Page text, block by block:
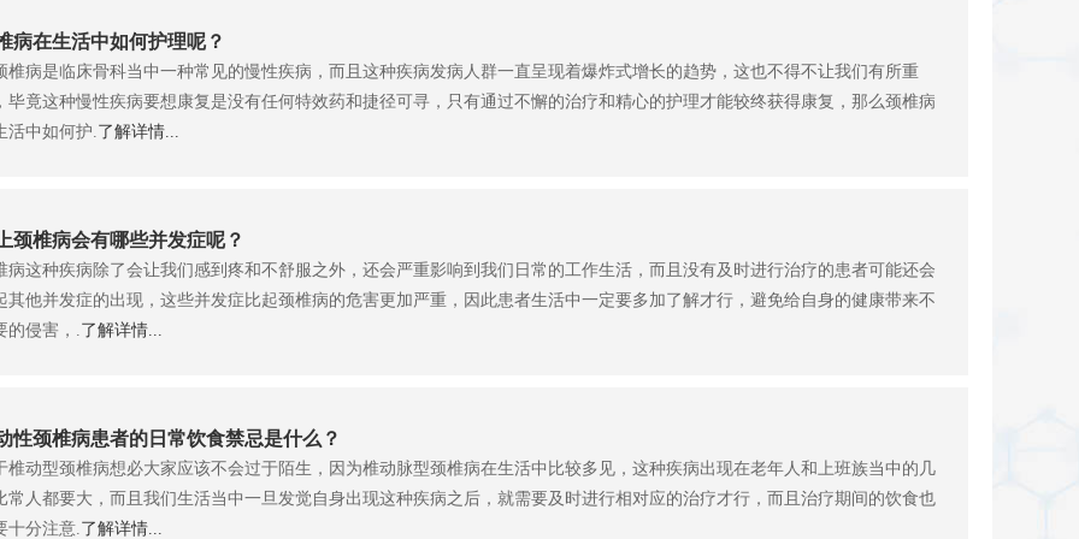
病在生活中如何护理呢？
病是临床骨科当中一种常见的慢性疾病，而且这种疾病发病人群一直呈现着爆炸式增长的趋势，这也不得不让我们有所重
毕竟这种慢性疾病要想康复是没有任何特效药和捷径可寻，只有通过不懈的治疗和精心的护理才能较终获得康复，那么颈椎病
活中如何护.了解详情...
颈椎病会有哪些并发症呢？
病这种疾病除了会让我们感到疼和不舒服之外，还会严重影响到我们日常的工作生活，而且没有及时进行治疗的患者可能还会
其他并发症的出现，这些并发症比起颈椎病的危害更加严重，因此患者生活中一定要多加了解才行，避免给自身的健康带来不
的侵害，.了解详情...
性颈椎病患者的日常饮食禁忌是什么？
椎动型颈椎病想必大家应该不会过于陌生，因为椎动脉型颈椎病在生活中比较多见，这种疾病出现在老年人和上班族当中的几
常人都要大，而且我们生活当中一旦发觉自身出现这种疾病之后，就需要及时进行相对应的治疗才行，而且治疗期间的饮食也
十分注意.了解详情...